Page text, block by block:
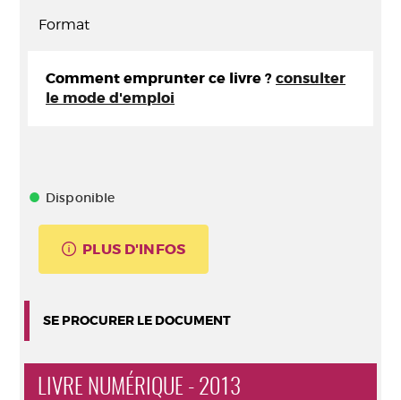
Format
Comment emprunter ce livre ? consulter
le mode d'emploi
Disponible
PLUS D'INFOS
SE PROCURER LE DOCUMENT
LIVRE NUMÉRIQUE - 2013